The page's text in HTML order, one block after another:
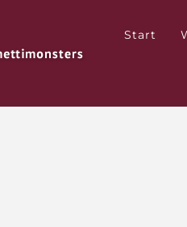
Start